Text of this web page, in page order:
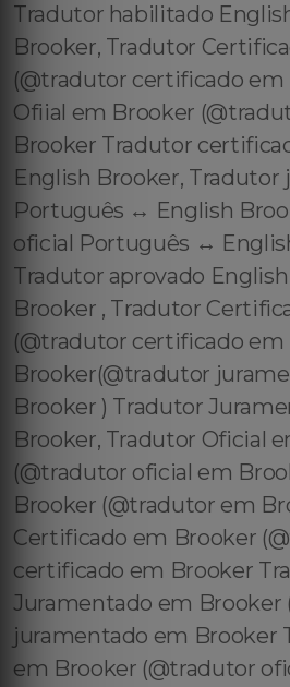
Tradutor habilitado
Brooker, Tradutor
(@tradutor certificado
Ofiial em Brooker
Brooker Tradutor
English Brooker, Tradutor
Português ↔️ English
oficial Português ↔️
Tradutor aprovado
Brooker , Tradutor
(@tradutor certificado em
Brooker(@tradutor
Brooker ) Tradutor
Brooker, Tradutor Oficial
(@tradutor oficial em
Brooker (@tradutor em
Certificado em Brooker
certificado em Brooker
Juramentado em Brooker
juramentado em Brooker
em Brooker (@tradutor